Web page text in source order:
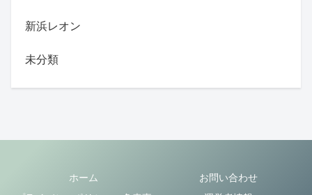
新浜レオン
未分類
ホーム
お問い合わせ